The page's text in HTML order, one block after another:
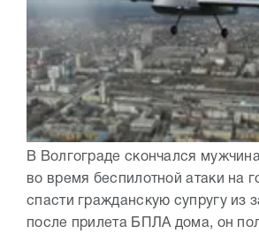
В Волгограде скончался
во время беспилотной атаки на
спасти гражданскую супругу из
после прилета БПЛА дома, он